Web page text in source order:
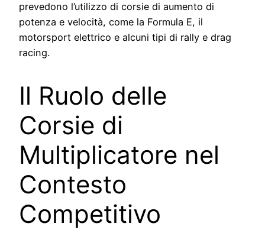
prevedono l’utilizzo di corsie di aumento di
potenza e velocità, come la Formula E, il
motorsport elettrico e alcuni tipi di rally e drag
racing.
Il Ruolo delle
Corsie di
Multiplicatore nel
Contesto
Competitivo